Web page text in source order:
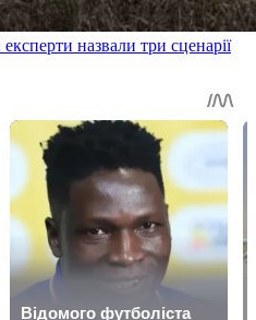
назвали три сценарії